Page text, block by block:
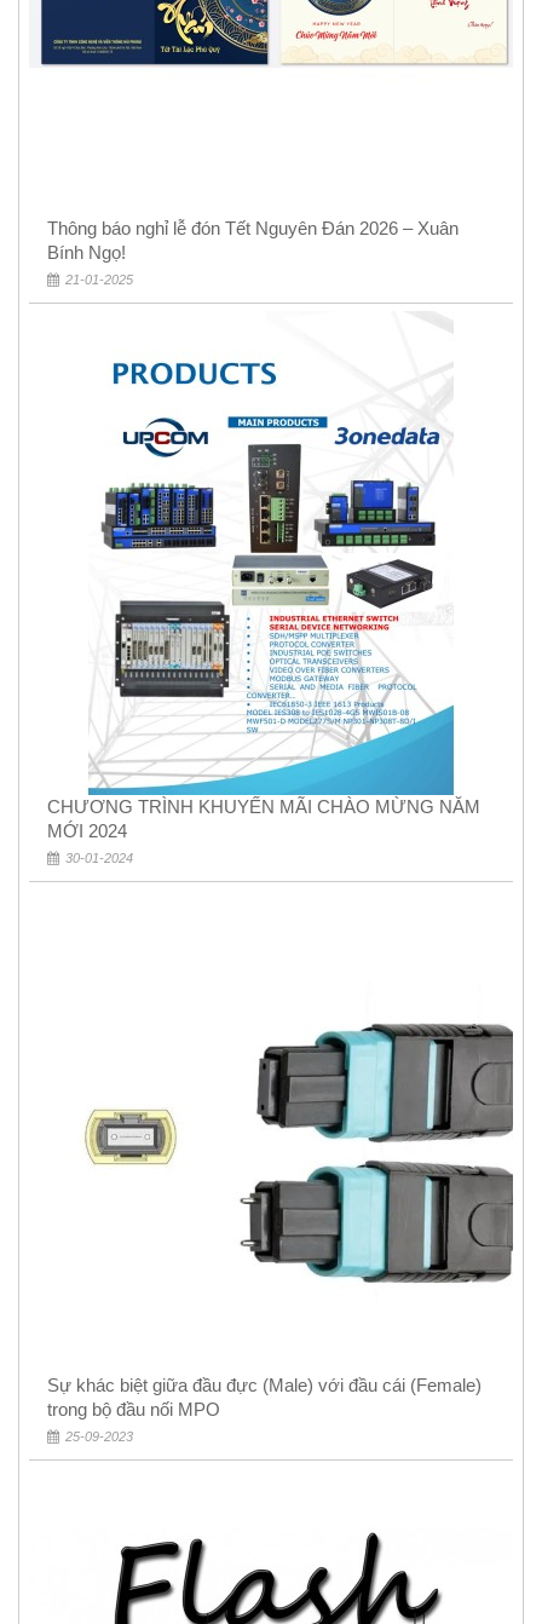
Thông báo nghỉ lễ đón Tết Nguyên Đán 2026 – Xuân
Bính Ngọ!
21-01-2025
CHƯƠNG TRÌNH KHUYẾN MÃI CHÀO MỪNG NĂM
MỚI 2024
30-01-2024
Sự khác biệt giữa đầu đực (Male) với đầu cái (Female)
trong bộ đầu nối MPO
25-09-2023